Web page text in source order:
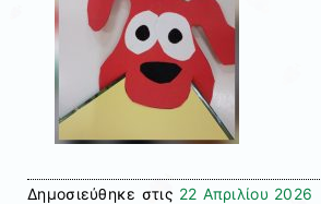
Δημοσιεύθηκε στις 22 Απριλίου 2026